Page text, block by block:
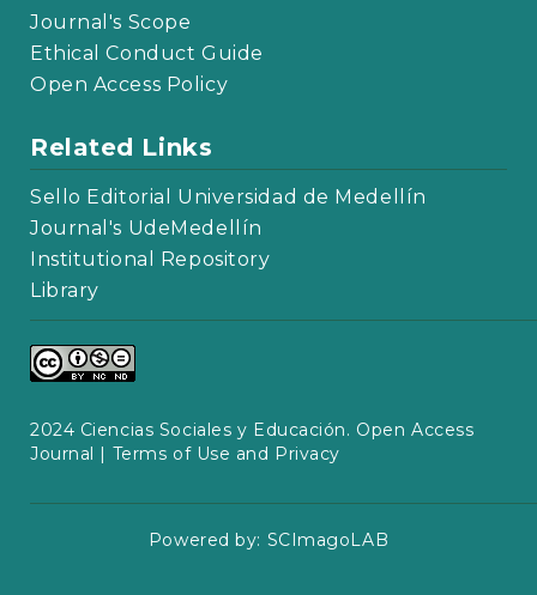
Journal's Scope
Ethical Conduct Guide
Open Access Policy
Related Links
Sello Editorial Universidad de Medellín
Journal's UdeMedellín
Institutional Repository
Library
2024 Ciencias Sociales y Educación. Open Access
Journal | Terms of Use and Privacy
Powered by: SCImagoLAB